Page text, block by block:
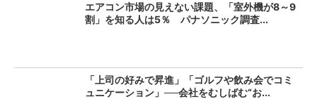
エアコン市場の見えない課題、「室外機が8～9
割」を知る人は5％ パナソニック調査...
「上司の好みで昇進」「ゴルフや飲み会でコミ
ュニケーション」──会社をむしばむ“お...